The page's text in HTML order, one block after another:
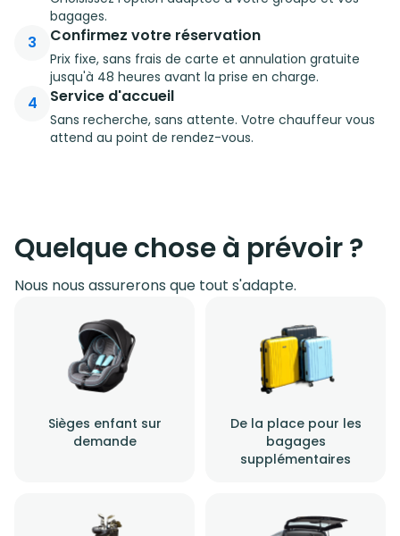
bagages.
3 Confirmez votre réservation
Prix fixe, sans frais de carte et annulation gratuite
jusqu'à 48 heures avant la prise en charge.
4 Service d'accueil
Sans recherche, sans attente. Votre chauffeur vous
attend au point de rendez-vous.
Quelque chose à prévoir ?
Nous nous assurerons que tout s'adapte.
Sièges enfant sur
demande
De la place pour les
bagages
supplémentaires